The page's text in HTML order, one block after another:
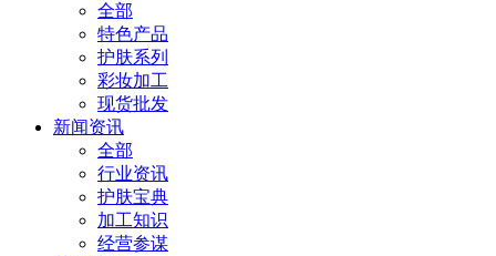
全部
特色产品
护肤系列
彩妆加工
现货批发
新闻资讯
全部
行业资讯
护肤宝典
加工知识
经营参谋